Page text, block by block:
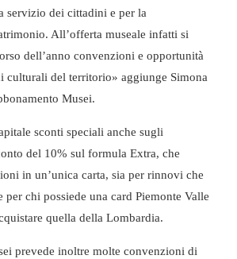
servizio dei cittadini e per la
All’offerta museale infatti si
dell’anno convenzioni e opportunità
culturali del territorio» aggiunge Simona
Musei.
sconti speciali anche sugli
del 10% sul formula Extra, che
in un’unica carta, sia per rinnovi che
chi possiede una card Piemonte Valle
quella della Lombardia.
prevede inoltre molte convenzioni di